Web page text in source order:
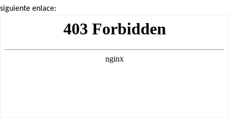
siguiente enlace: